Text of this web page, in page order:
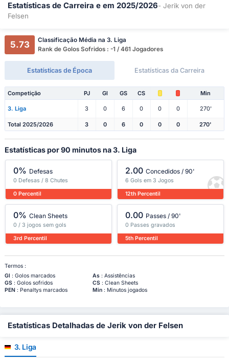
Estatísticas de Carreira e em 2025/2026- Jerik von der
Felsen
5.73
Classificação Média na 3. Liga
Rank de Golos Sofridos : -1 / 461 Jogadores
Estatísticas de Época Estatísticas da Carreira
Competição PJ Gl GS CS Min
3. Liga 3 0 6 0 0 0 270'
Total 2025/2026 3 0 6 0 0 0 270'
Estatísticas por 90 minutos na 3. Liga
0% Defesas
0 Defesas / 8 Chutes
0 Percentil
2.00 Concedidos / 90'
6 Gols em 3 Jogos
12th Percentil
0% Clean Sheets
0 / 3 jogos sem gols
3rd Percentil
0.00 Passes / 90'
0 Passes gravados
5th Percentil
Termos :
Gl : Golos marcados As: Assistências
GS: Golos sofridos CS: Clean Sheets
PEN: Penaltys marcados Min: Minutos jogados
Estatísticas Detalhadas de Jerik von der Felsen
3. Liga